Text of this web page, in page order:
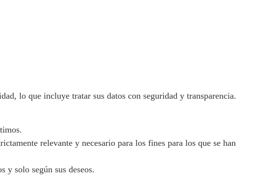
lo que incluye tratar sus datos con seguridad y transparencia.
relevante y necesario para los fines para los que se han
y solo según sus deseos.